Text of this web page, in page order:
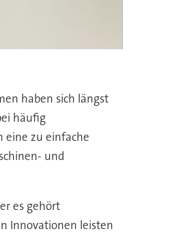
haben sich längst
häufig
eine zu einfache
und
es gehört
Innovationen leisten